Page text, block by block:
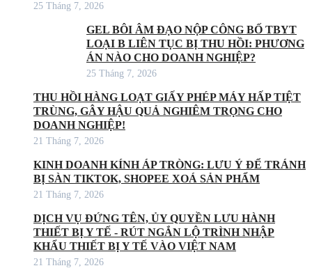
25 Tháng 7, 2026
GEL BÔI ÂM ĐẠO NỘP CÔNG BỐ TBYT
LOẠI B LIÊN TỤC BỊ THU HỒI: PHƯƠNG
ÁN NÀO CHO DOANH NGHIỆP?
25 Tháng 7, 2026
THU HỒI HÀNG LOẠT GIẤY PHÉP MÁY HẤP TIỆT
TRÙNG, GÂY HẬU QUẢ NGHIÊM TRỌNG CHO
DOANH NGHIỆP!
21 Tháng 7, 2026
KINH DOANH KÍNH ÁP TRÒNG: LƯU Ý ĐỂ TRÁNH
BỊ SÀN TIKTOK, SHOPEE XOÁ SẢN PHẨM
21 Tháng 7, 2026
DỊCH VỤ ĐỨNG TÊN, ỦY QUYỀN LƯU HÀNH
THIẾT BỊ Y TẾ - RÚT NGẮN LỘ TRÌNH NHẬP
KHẨU THIẾT BỊ Y TẾ VÀO VIỆT NAM
21 Tháng 7, 2026